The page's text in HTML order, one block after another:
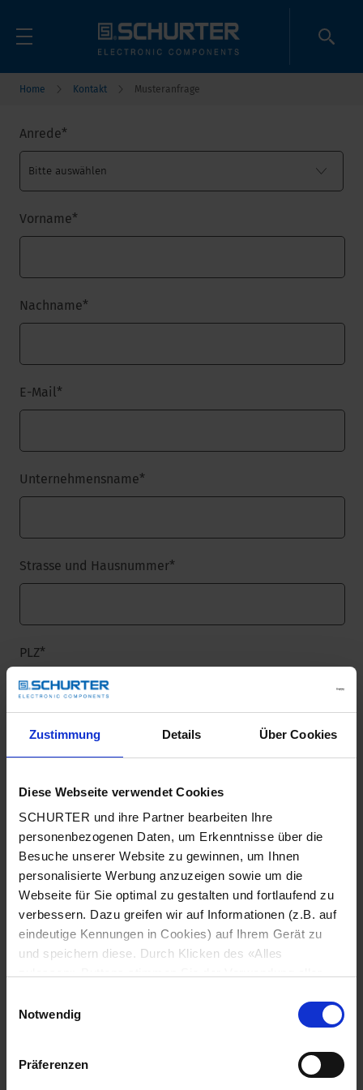
Zustimmung Details Über Cookies
Diese Webseite verwendet Cookies
SCHURTER und ihre Partner bearbeiten Ihre
personenbezogenen Daten, um Erkenntnisse über die
Besuche unserer Website zu gewinnen, um Ihnen
personalisierte Werbung anzuzeigen sowie um die
Webseite für Sie optimal zu gestalten und fortlaufend zu
verbessern. Dazu greifen wir auf Informationen (z.B. auf
eindeutige Kennungen in Cookies) auf Ihrem Gerät zu
und speichern diese. Durch Klicken des «Alles
zu. Sie können Ihre Einstellungen jederzeit ändern, indem
Sie auf «Cookie-Einstellungen verwalten» am Seitenende
klicken. Ihre Einstellungen werden unseren Partnern
gemeldet und haben keinen Einfluss auf die
Notwendig
Präferenzen
Home Kontakt Musteranfrage
Anrede*
Vorname*
Nachname*
E-Mail*
Unternehmensname*
Strasse und Hausnummer*
PLZ*
Stadt*
Land*
Telefonnummer*